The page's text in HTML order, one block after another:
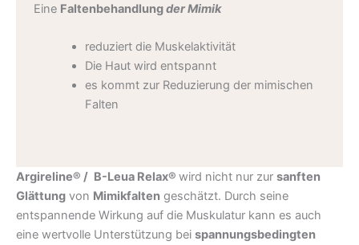
Eine Faltenbehandlungder Mimik
reduziert die Muskelaktivität
Die Haut wird entspannt
es kommt zur Reduzierung der mimischen
Falten
Argireline® / B-Leua Relax® wird nicht nur zur sanften
Glättung von Mimikfalten geschätzt. Durch seine
entspannende Wirkung auf die Muskulatur kann es auch
eine wertvolle Unterstützung bei spannungsbedingten